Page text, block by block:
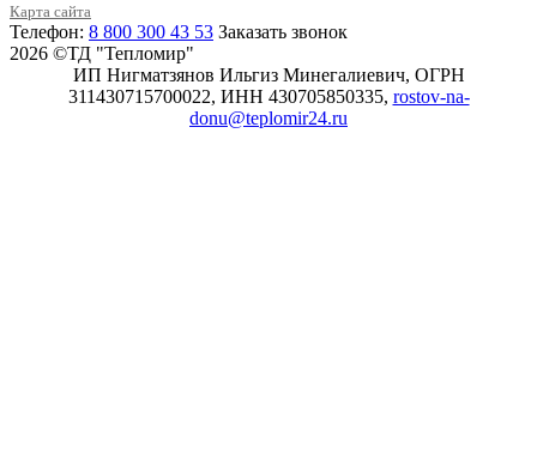
Карта сайта
Телефон: 8 800 300 43 53 Заказать звонок
2026 ©ТД "Тепломир"
ИП Нигматзянов Ильгиз Минегалиевич, ОГРН
311430715700022, ИНН 430705850335, rostov-na-
donu@teplomir24.ru